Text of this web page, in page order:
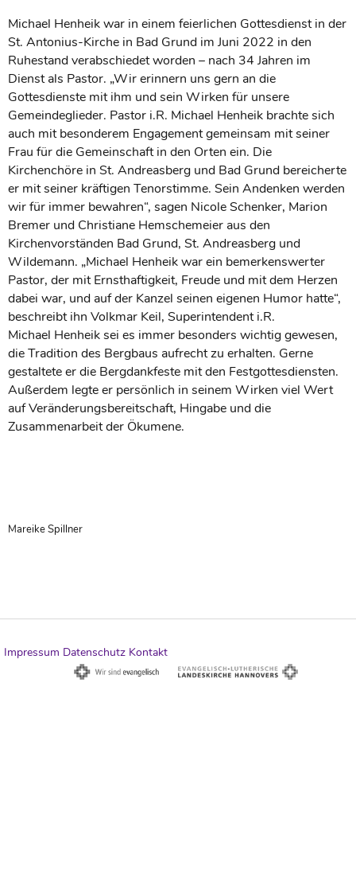
Michael Henheik war in einem feierlichen Gottesdienst in der
St. Antonius-Kirche in Bad Grund im Juni 2022 in den
Ruhestand verabschiedet worden – nach 34 Jahren im
Dienst als Pastor. „Wir erinnern uns gern an die
Gottesdienste mit ihm und sein Wirken für unsere
Gemeindeglieder. Pastor i.R. Michael Henheik brachte sich
auch mit besonderem Engagement gemeinsam mit seiner
Frau für die Gemeinschaft in den Orten ein. Die
Kirchenchöre in St. Andreasberg und Bad Grund bereicherte
er mit seiner kräftigen Tenorstimme. Sein Andenken werden
wir für immer bewahren“, sagen Nicole Schenker, Marion
Bremer und Christiane Hemschemeier aus den
Kirchenvorständen Bad Grund, St. Andreasberg und
Wildemann. „Michael Henheik war ein bemerkenswerter
Pastor, der mit Ernsthaftigkeit, Freude und mit dem Herzen
dabei war, und auf der Kanzel seinen eigenen Humor hatte“,
beschreibt ihn Volkmar Keil, Superintendent i.R.
Michael Henheik sei es immer besonders wichtig gewesen,
die Tradition des Bergbaus aufrecht zu erhalten. Gerne
gestaltete er die Bergdankfeste mit den Festgottesdiensten.
Außerdem legte er persönlich in seinem Wirken viel Wert
auf Veränderungsbereitschaft, Hingabe und die
Zusammenarbeit der Ökumene.
Mareike Spillner
Impressum Datenschutz Kontakt